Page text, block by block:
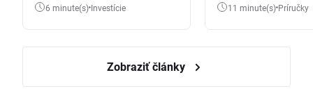
6 minute(s) Investície 11 minute(s) Príručky
Zobraziť články